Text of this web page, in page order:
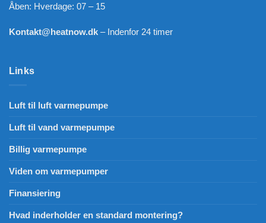
Åben: Hverdage: 07 – 15
Kontakt@heatnow.dk – Indenfor 24 timer
Links
Luft til luft varmepumpe
Luft til vand varmepumpe
Billig varmepumpe
Viden om varmepumper
Finansiering
Hvad inderholder en standard montering?